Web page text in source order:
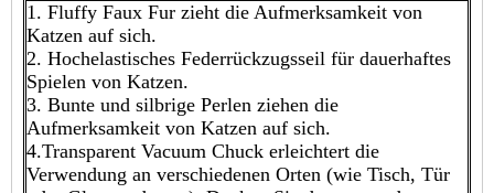
1. Fluffy Faux Fur zieht die Aufmerksamkeit von
Katzen auf sich.
2. Hochelastisches Federrückzugsseil für dauerhaftes
Spielen von Katzen.
3. Bunte und silbrige Perlen ziehen die
Aufmerksamkeit von Katzen auf sich.
4.Transparent Vacuum Chuck erleichtert die
Verwendung an verschiedenen Orten (wie Tisch, Tür